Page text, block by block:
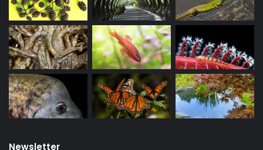
Newsletter